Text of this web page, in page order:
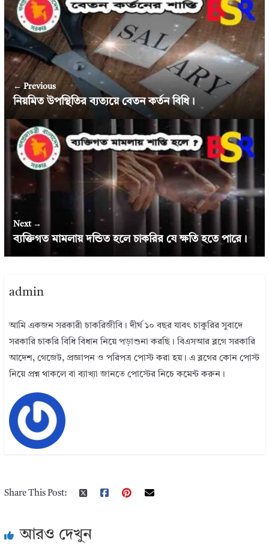
← Previous
নিয়মিত উপস্থিতির ব্যত্যয়ে বেতন কর্তন বিধি।
Next →
ব্যক্তিগত মামলায় দন্ডিত হলে চাকরির যে ক্ষতি হতে পারে।
admin
আমি একজন সরকারী চাকরিজীবি। দীর্ঘ ১০ বছর যাবৎ চাকুরির সুবাদে
সরকারি চাকরি বিধি বিধান নিয়ে পড়াশুনা করছি। বিএসআর ব্লগে সরকারি
আদেশ, গেজেট, প্রজ্ঞাপন ও পরিপত্র পোস্ট করা হয়। এ ব্লগের কোন পোস্ট
নিয়ে প্রশ্ন থাকলে বা ব্যাখ্যা জানতে পোস্টের নিচে কমেন্ট করুন।
Share This Post:
আরও দেখুন